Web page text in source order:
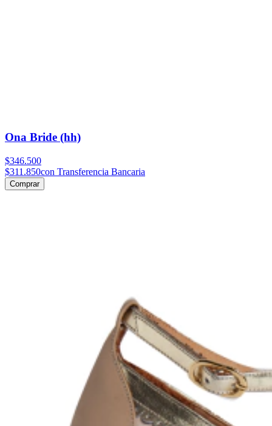
Ona Bride (hh)
$346.500
$311.850con Transferencia Bancaria
Comprar